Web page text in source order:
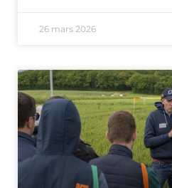
26 mars 2026